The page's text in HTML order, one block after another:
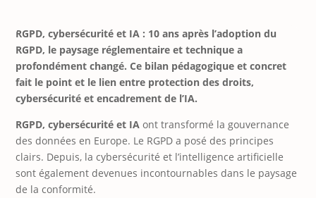
RGPD, cybersécurité et IA : 10 ans après l’adoption du
RGPD, le paysage réglementaire et technique a
profondément changé. Ce bilan pédagogique et concret
fait le point et le lien entre protection des droits,
cybersécurité et encadrement de l’IA.
RGPD, cybersécurité et IA ont transformé la gouvernance
des données en Europe. Le RGPD a posé des principes
clairs. Depuis, la cybersécurité et l’intelligence artificielle
sont également devenues incontournables dans le paysage
de la conformité.